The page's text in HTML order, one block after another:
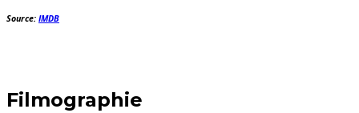
Source: IMDB
Filmographie